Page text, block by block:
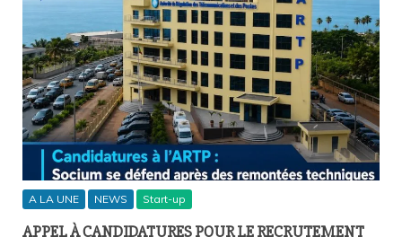
A LA UNE NEWS Start-up
APPEL À CANDIDATURES POUR LE RECRUTEMENT